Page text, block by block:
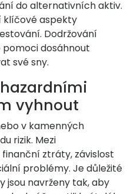
do alternativních aktiv.
klíčové aspekty
Dodržování
dosáhnout
své sny.
vyhnout
v kamenných
rizik. Mezi
ztráty, závislost
problémy. Je důležité
jsou navrženy tak, aby